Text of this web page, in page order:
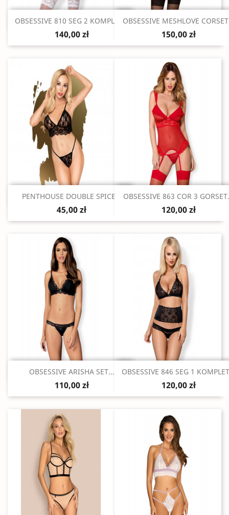
Szybki podgląd
OBSESSIVE 810 SEG 2 KOMPLET...
140,00 zł
Szybki podgląd
OBSESSIVE MESHLOVE
150,00 zł
Szybki podgląd
PENTHOUSE DOUBLE SPICE...
45,00 zł
Szybki podgląd
OBSESSIVE 863 COR 3
120,00 zł
Szybki podgląd
OBSESSIVE ARISHA SET...
110,00 zł
Szybki podgląd
OBSESSIVE 846 SEG 1
120,00 zł